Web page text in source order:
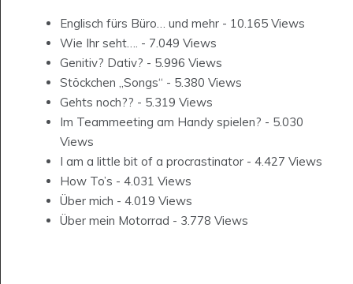
Englisch fürs Büro… und mehr - 10.165 Views
Wie Ihr seht…. - 7.049 Views
Genitiv? Dativ? - 5.996 Views
Stöckchen „Songs“ - 5.380 Views
Gehts noch?? - 5.319 Views
Im Teammeeting am Handy spielen? - 5.030
Views
I am a little bit of a procrastinator - 4.427 Views
How To’s - 4.031 Views
Über mich - 4.019 Views
Über mein Motorrad - 3.778 Views